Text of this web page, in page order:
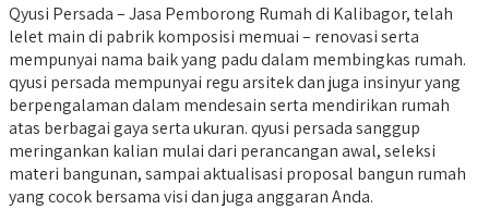
Qyusi Persada – Jasa Pemborong Rumah di Kalibagor, telah
lelet main di pabrik komposisi memuai – renovasi serta
mempunyai nama baik yang padu dalam membingkas rumah.
qyusi persada mempunyai regu arsitek dan juga insinyur yang
berpengalaman dalam mendesain serta mendirikan rumah
atas berbagai gaya serta ukuran. qyusi persada sanggup
meringankan kalian mulai dari perancangan awal, seleksi
materi bangunan, sampai aktualisasi proposal bangun rumah
yang cocok bersama visi dan juga anggaran Anda.